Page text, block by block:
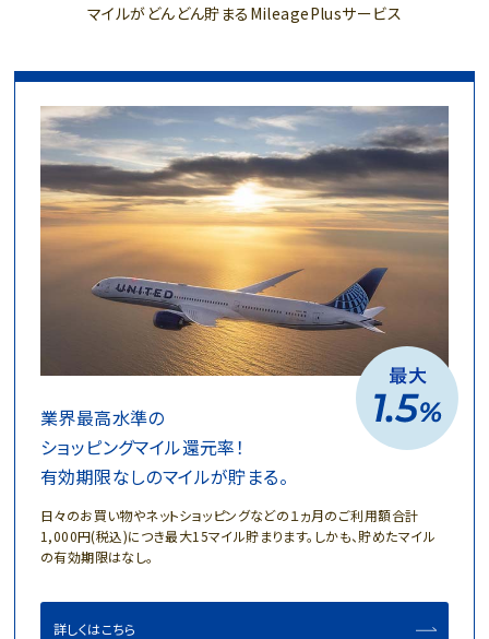
マイルがどんどん貯まるMileagePlusサービス
業界最高水準の
ショッピングマイル還元率！
有効期限なしのマイルが貯まる。
日々のお買い物やネットショッピングなどの１ヵ月のご利用額合計
1,000円(税込)につき最大15マイル貯まります。しかも、貯めたマイル
の有効期限はなし。
詳しくはこちら